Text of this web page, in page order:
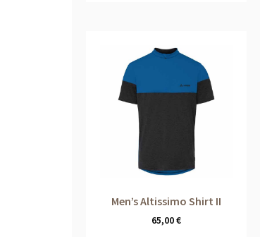
Men’s Altissimo Shirt II
65,00€